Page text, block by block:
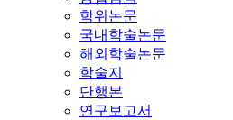
학위논문
국내학술논문
해외학술논문
학술지
단행본
연구보고서